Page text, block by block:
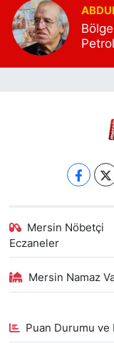
Mersin Nöbetçi
Eczaneler
Mersin Namaz
Puan Durumu ve